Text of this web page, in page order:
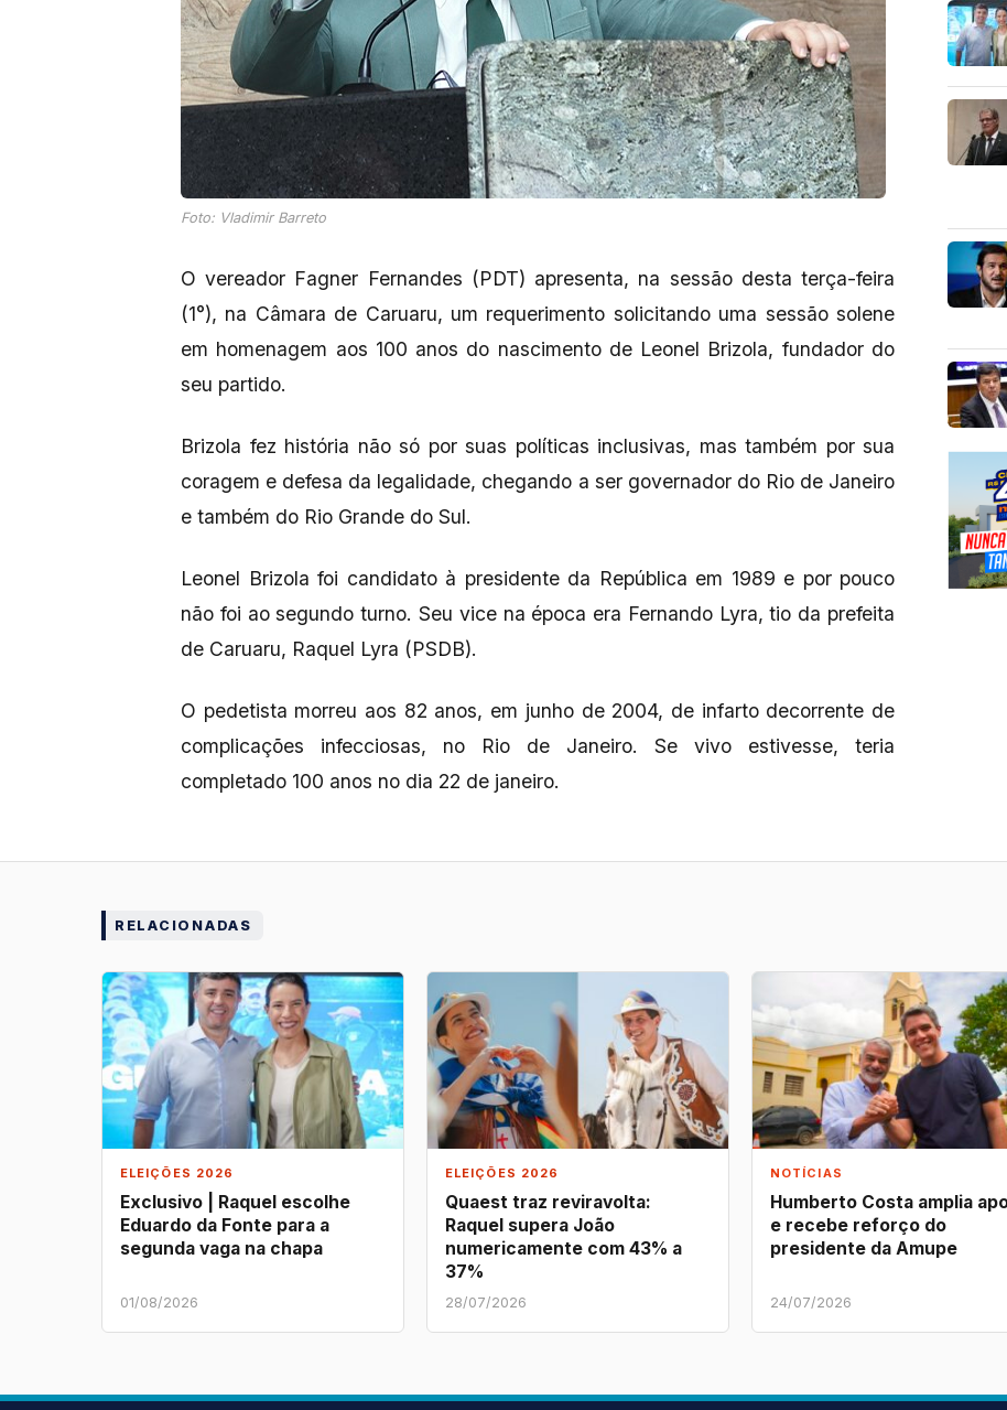
Foto: Vladimir Barreto
O vereador Fagner Fernandes (PDT) apresenta, na sessão desta terça-feira
(1°), na Câmara de Caruaru, um requerimento solicitando uma sessão solene
em homenagem aos 100 anos do nascimento de Leonel Brizola, fundador do
seu partido.
Brizola fez história não só por suas políticas inclusivas, mas também por sua
coragem e defesa da legalidade, chegando a ser governador do Rio de Janeiro
e também do Rio Grande do Sul.
Leonel Brizola foi candidato à presidente da República em 1989 e por pouco
não foi ao segundo turno. Seu vice na época era Fernando Lyra, tio da prefeita
de Caruaru, Raquel Lyra (PSDB).
O pedetista morreu aos 82 anos, em junho de 2004, de infarto decorrente de
complicações infecciosas, no Rio de Janeiro. Se vivo estivesse, teria
completado 100 anos no dia 22 de janeiro.
RELACIONADAS
ELEIÇÕES 2026
Exclusivo | Raquel escolhe
Eduardo da Fonte para a
segunda vaga na chapa
01/08/2026
ELEIÇÕES 2026
Quaest traz reviravolta:
Raquel supera João
numericamente com 43% a
37%
28/07/2026
NOTÍCIAS
Humberto Costa amplia
e recebe reforço do
presidente da Amupe
24/07/2026